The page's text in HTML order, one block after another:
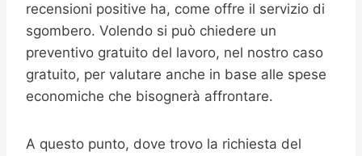
recensioni positive ha, come offre il servizio di
sgombero. Volendo si può chiedere un
preventivo gratuito del lavoro, nel nostro caso
gratuito, per valutare anche in base alle spese
economiche che bisognerà affrontare.
A questo punto, dove trovo la richiesta del